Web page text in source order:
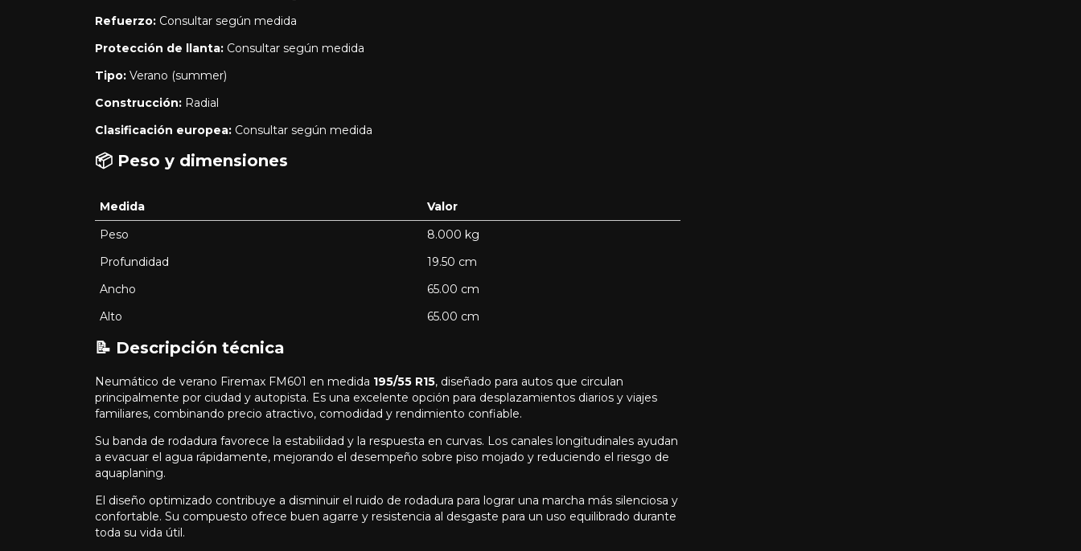
Refuerzo: Consultar según medida
Protección de llanta: Consultar según medida
Tipo: Verano (summer)
Construcción: Radial
Clasificación europea: Consultar según medida
📦 Peso y dimensiones
Medida
Valor
Peso
8.000 kg
Profundidad
19.50 cm
Ancho
65.00 cm
Alto
65.00 cm
📝 Descripción técnica
Neumático de verano Firemax FM601 en medida 195/55 R15, diseñado para autos que circulan
principalmente por ciudad y autopista. Es una excelente opción para desplazamientos diarios y viajes
familiares, combinando precio atractivo, comodidad y rendimiento confiable.
Su banda de rodadura favorece la estabilidad y la respuesta en curvas. Los canales longitudinales ayudan
a evacuar el agua rápidamente, mejorando el desempeño sobre piso mojado y reduciendo el riesgo de
aquaplaning.
El diseño optimizado contribuye a disminuir el ruido de rodadura para lograr una marcha más silenciosa y
confortable. Su compuesto ofrece buen agarre y resistencia al desgaste para un uso equilibrado durante
toda su vida útil.